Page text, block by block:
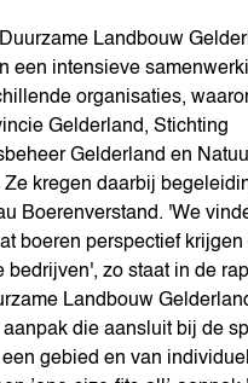
Landbouw
een intensieve
organisaties,
Gelderland, Stichting
Gelderland en
Ze kregen daarbij
Boerenverstand. 'We
boeren perspectief
bedrijven', zo staat in de
Landbouw
die aansluit bij de
gebied en van